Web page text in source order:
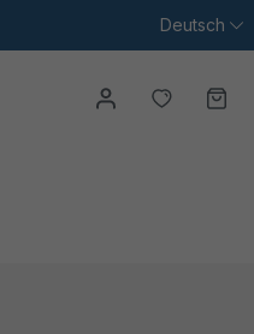
Deutsch
Du